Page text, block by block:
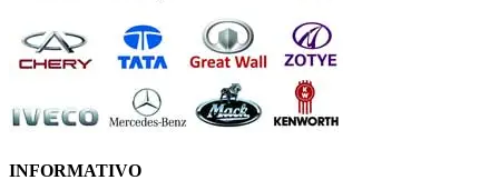
INFORMATIVO